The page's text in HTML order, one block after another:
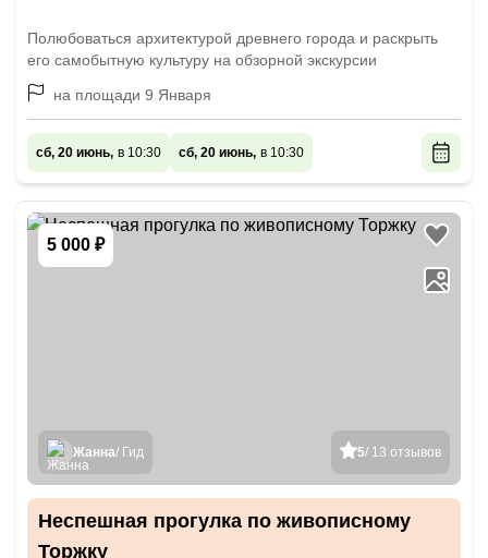
Полюбоваться архитектурой древнего города и раскрыть
его самобытную культуру на обзорной экскурсии
на площади 9 Января
сб, 20 июнь, в 10:30 сб, 20 июнь, в 10:30
5 000 ₽
5/ 13 отзывов
Жанна/ Гид
Неспешная прогулка по живописному
Торжку